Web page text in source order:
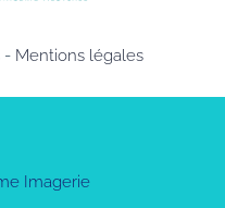
- Mentions légales
Imagerie